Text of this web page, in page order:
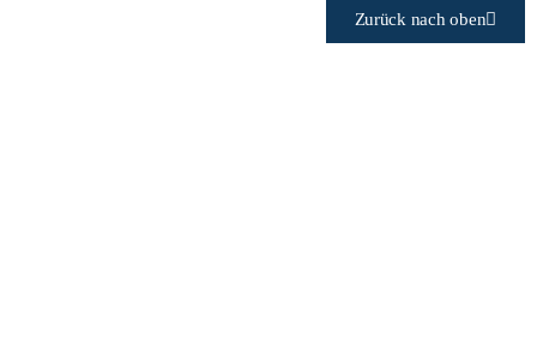
Zurück nach oben